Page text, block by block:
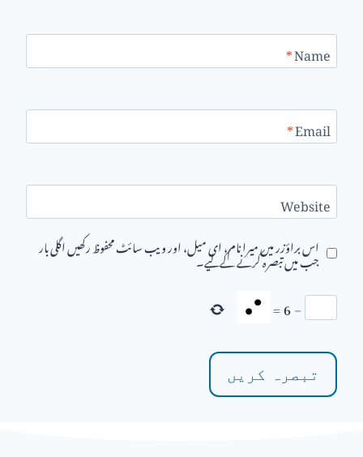
Name
*
Email
*
Website
اس براؤزر میں میرا نام، ای میل، اور ویب سائٹ محفوظ رکھیں اگلی بار
جب میں تبصرہ کرنے کےلیے۔
−
6
=